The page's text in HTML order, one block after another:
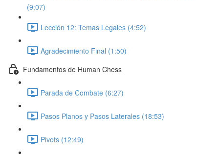
(9:07)
Lección 12: Temas Legales (4:52)
Agradecimiento Final (1:50)
Fundamentos de Human Chess
Parada de Combate (6:27)
Pasos Planos y Pasos Laterales (18:53)
Pivots (12:49)